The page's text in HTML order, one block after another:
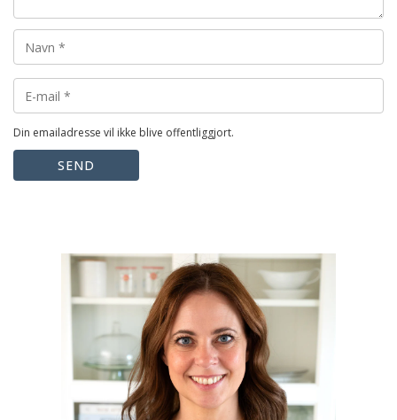
Din emailadresse vil ikke blive offentliggjort.
SEND